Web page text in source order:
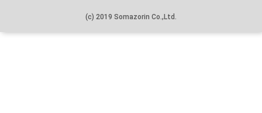
(c) 2019 Somazorin Co.,Ltd.